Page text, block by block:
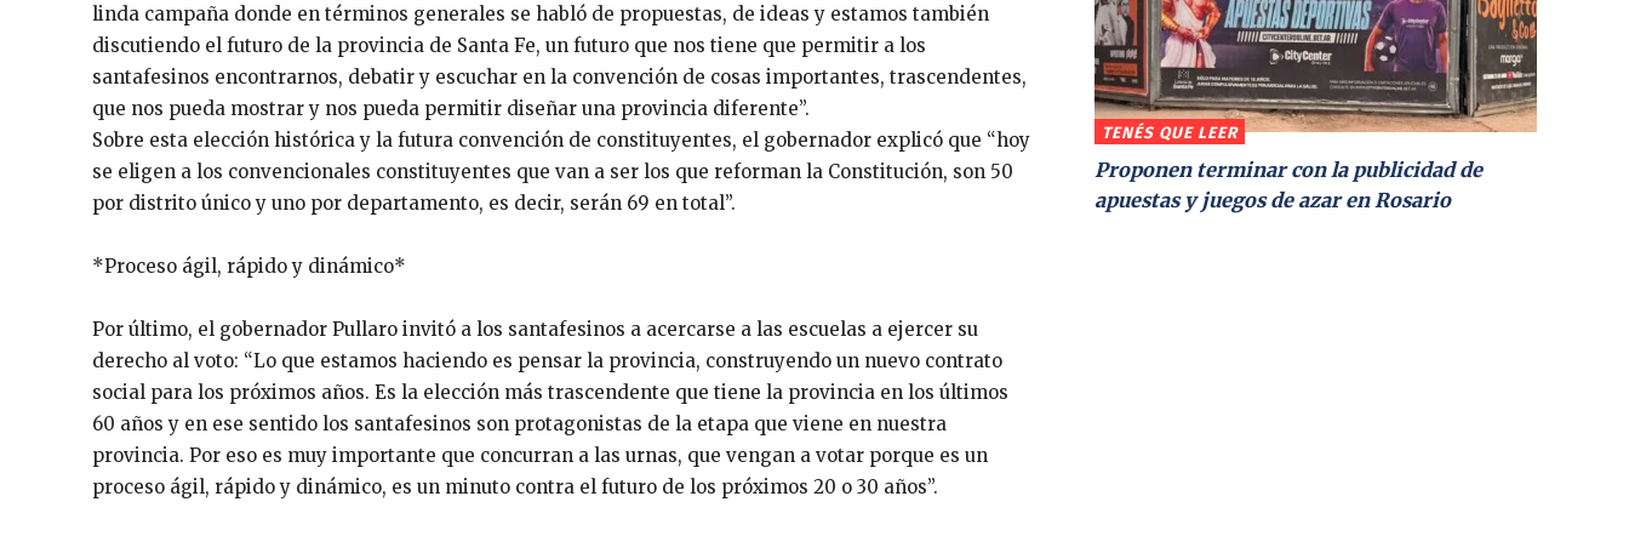
linda campaña donde en términos generales se habló de propuestas, de ideas y estamos también
discutiendo el futuro de la provincia de Santa Fe, un futuro que nos tiene que permitir a los
santafesinos encontrarnos, debatir y escuchar en la convención de cosas importantes, trascendentes,
que nos pueda mostrar y nos pueda permitir diseñar una provincia diferente”.
Sobre esta elección histórica y la futura convención de constituyentes, el gobernador explicó que “hoy
se eligen a los convencionales constituyentes que van a ser los que reforman la Constitución, son 50
por distrito único y uno por departamento, es decir, serán 69 en total”.
*Proceso ágil, rápido y dinámico*
Por último, el gobernador Pullaro invitó a los santafesinos a acercarse a las escuelas a ejercer su
derecho al voto: “Lo que estamos haciendo es pensar la provincia, construyendo un nuevo contrato
social para los próximos años. Es la elección más trascendente que tiene la provincia en los últimos
60 años y en ese sentido los santafesinos son protagonistas de la etapa que viene en nuestra
provincia. Por eso es muy importante que concurran a las urnas, que vengan a votar porque es un
proceso ágil, rápido y dinámico, es un minuto contra el futuro de los próximos 20 o 30 años”.
TENÉS QUE LEER
Proponen terminar con la publicidad de
apuestas y juegos de azar en Rosario